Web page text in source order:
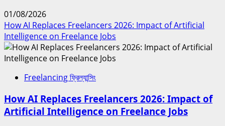
01/08/2026
How AI Replaces Freelancers 2026: Impact of Artificial
Intelligence on Freelance Jobs
Freelancing ফ্রিল্যান্সিং
How AI Replaces Freelancers 2026: Impact of
Artificial Intelligence on Freelance Jobs